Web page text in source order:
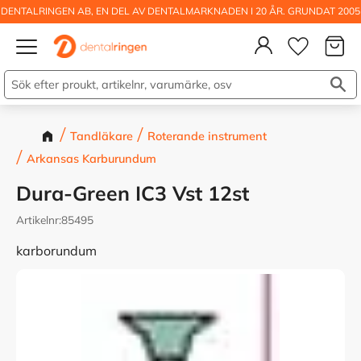
DENTALRINGEN AB, EN DEL AV DENTALMARKNADEN I 20 ÅR. GRUNDAT 2005
Tandläkare
Roterande instrument
Arkansas Karburundum
Dura-Green IC3 Vst 12st
Artikelnr85495
karborundum